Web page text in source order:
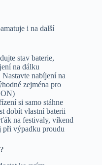
i na další
stav baterie,
na dálku
Nastavte nabíjení na
zejména pro
si samo stáhne
dobít vlastní baterii
na festivaly, víkend
při výpadku proudu